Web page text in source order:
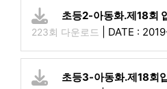
초등2-아동화.제18회
223회 다운로드 DATE :
초등3-아동화.제18회